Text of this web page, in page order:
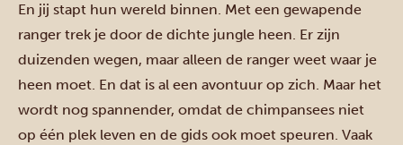
En jij stapt hun wereld binnen. Met een gewapende
ranger trek je door de dichte jungle heen. Er zijn
duizenden wegen, maar alleen de ranger weet waar je
heen moet. En dat is al een avontuur op zich. Maar het
wordt nog spannender, omdat de chimpansees niet
op één plek leven en de gids ook moet speuren. Vaak